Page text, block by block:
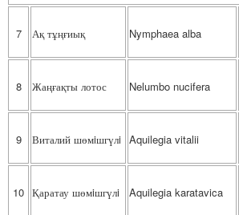
7 Ақ тұңғиық Nymphaea alba
8 Жаңғақты лотос Nelumbo nucifera
9 Виталий шөмiшгүлi Aquilegia vitalii
10 Қаратау шөмiшгүлi Aquilegia karatavica